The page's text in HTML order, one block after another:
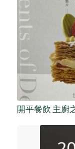
開平餐飲 主廚